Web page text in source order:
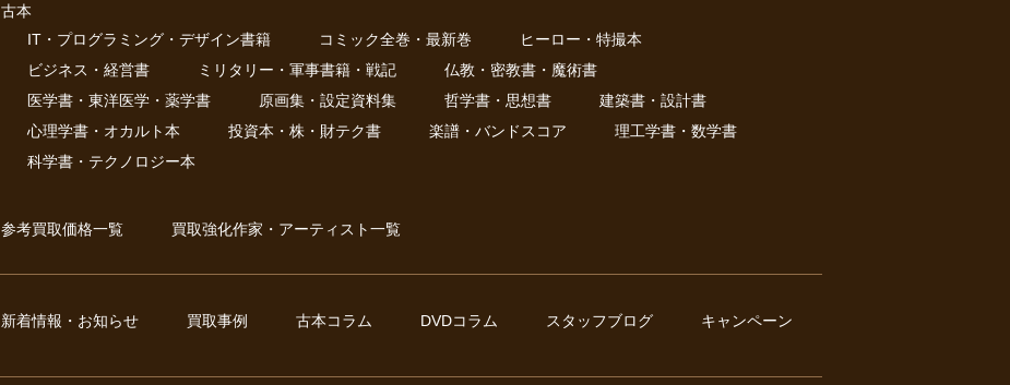
古本
IT・プログラミング・デザイン書籍
コミック全巻・最新巻
ヒーロー・特撮本
ビジネス・経営書
ミリタリー・軍事書籍・戦記
仏教・密教書・魔術書
医学書・東洋医学・薬学書
原画集・設定資料集 哲学書・思想書
建築書・設計書
心理学書・オカルト本
投資本・株・財テク書 楽譜・バンドスコア
理工学書・数学書
科学書・テクノロジー本
参考買取価格一覧 買取強化作家・アーティスト一覧
新着情報・お知らせ 買取事例 古本コラム DVDコラム スタッフブログ キャンペーン